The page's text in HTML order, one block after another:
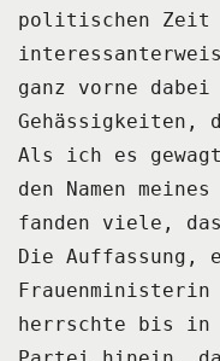
politischen Zeit
ganz vorne
Gehässigkeiten,
Als ich es
den Namen meines
fanden viele,
Die Auffassung,
herrschte bis in